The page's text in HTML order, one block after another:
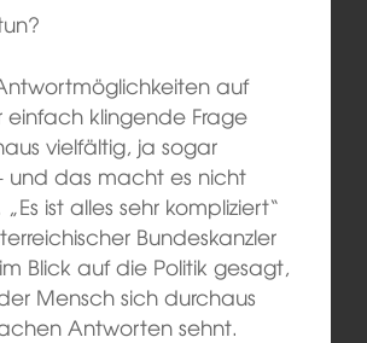
auf
einfach klingende Frage
vielfältig, ja sogar
und das macht es nicht
ist alles sehr kompliziert“
Bundeskanzler
Blick auf die Politik gesagt,
Mensch sich durchaus
Antworten sehnt.